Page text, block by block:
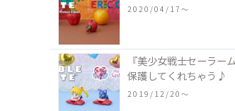
2020/04/17〜
『美少女戦士セーラ
保護してくれちゃう♪
2019/12/20〜